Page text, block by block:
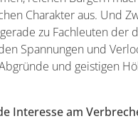
Charakter aus. Und
zu Fachleuten der
Spannungen und
und geistigen
Interesse am